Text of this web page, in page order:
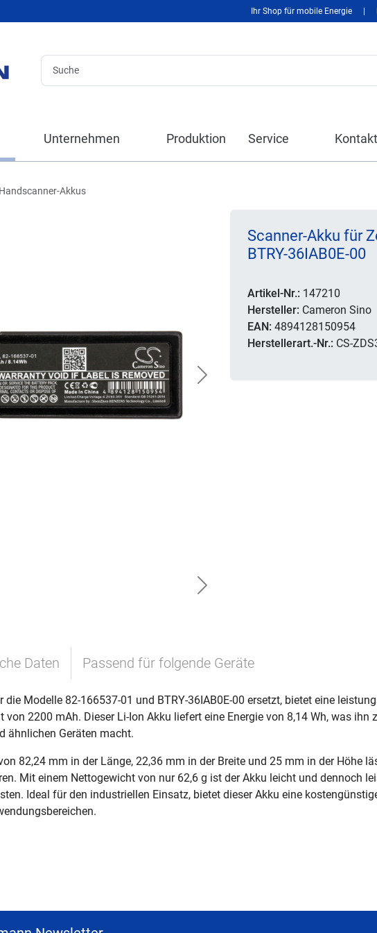
Ihr Shop für mobile Energie
Unternehmen Produktion Service Kontakt
Handscanner-Akkus
Next
Next
Scanner-Akku für
BTRY-36IAB0E-00
Artikel-Nr.: 147210
Hersteller: Cameron Sino
EAN: 4894128150954
Herstellerart.-Nr.: CS-
Daten Passend für folgende Geräte
die Modelle 82-166537-01 und BTRY-36IAB0E-00 ersetzt, bietet eine
2200 mAh. Dieser Li-Ion Akku liefert eine Energie von 8,14 Wh, was ihn
ähnlichen Geräten macht.
82,24 mm in der Länge, 22,36 mm in der Breite und 25 mm in der Höhe
Mit einem Nettogewicht von nur 62,6 g ist der Akku leicht und dennoch
Ideal für den industriellen Einsatz, bietet dieser Akku eine